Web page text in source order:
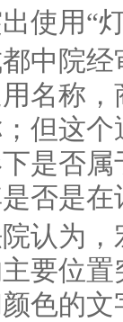
使用“
中院经
名称
但这个
是否
否是在
认为，
要位
色的文